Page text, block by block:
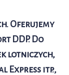
Oferujemy
DDP. Do
lotniczych,
Express itp.,